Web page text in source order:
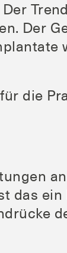
Der
die
das